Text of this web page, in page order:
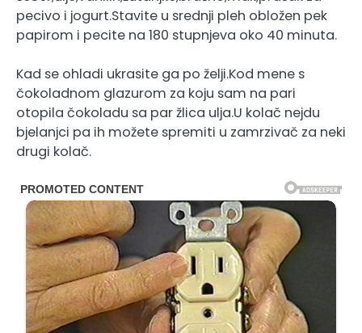
pecivo i jogurt.Stavite u srednji pleh obložen pek
papirom i pecite na 180 stupnjeva oko 40 minuta.
Kad se ohladi ukrasite ga po želji.Kod mene s
čokoladnom glazurom za koju sam na pari
otopila čokoladu sa par žlica ulja.U kolač nejdu
bjelanjci pa ih možete spremiti u zamrzivač za neki
drugi kolač.